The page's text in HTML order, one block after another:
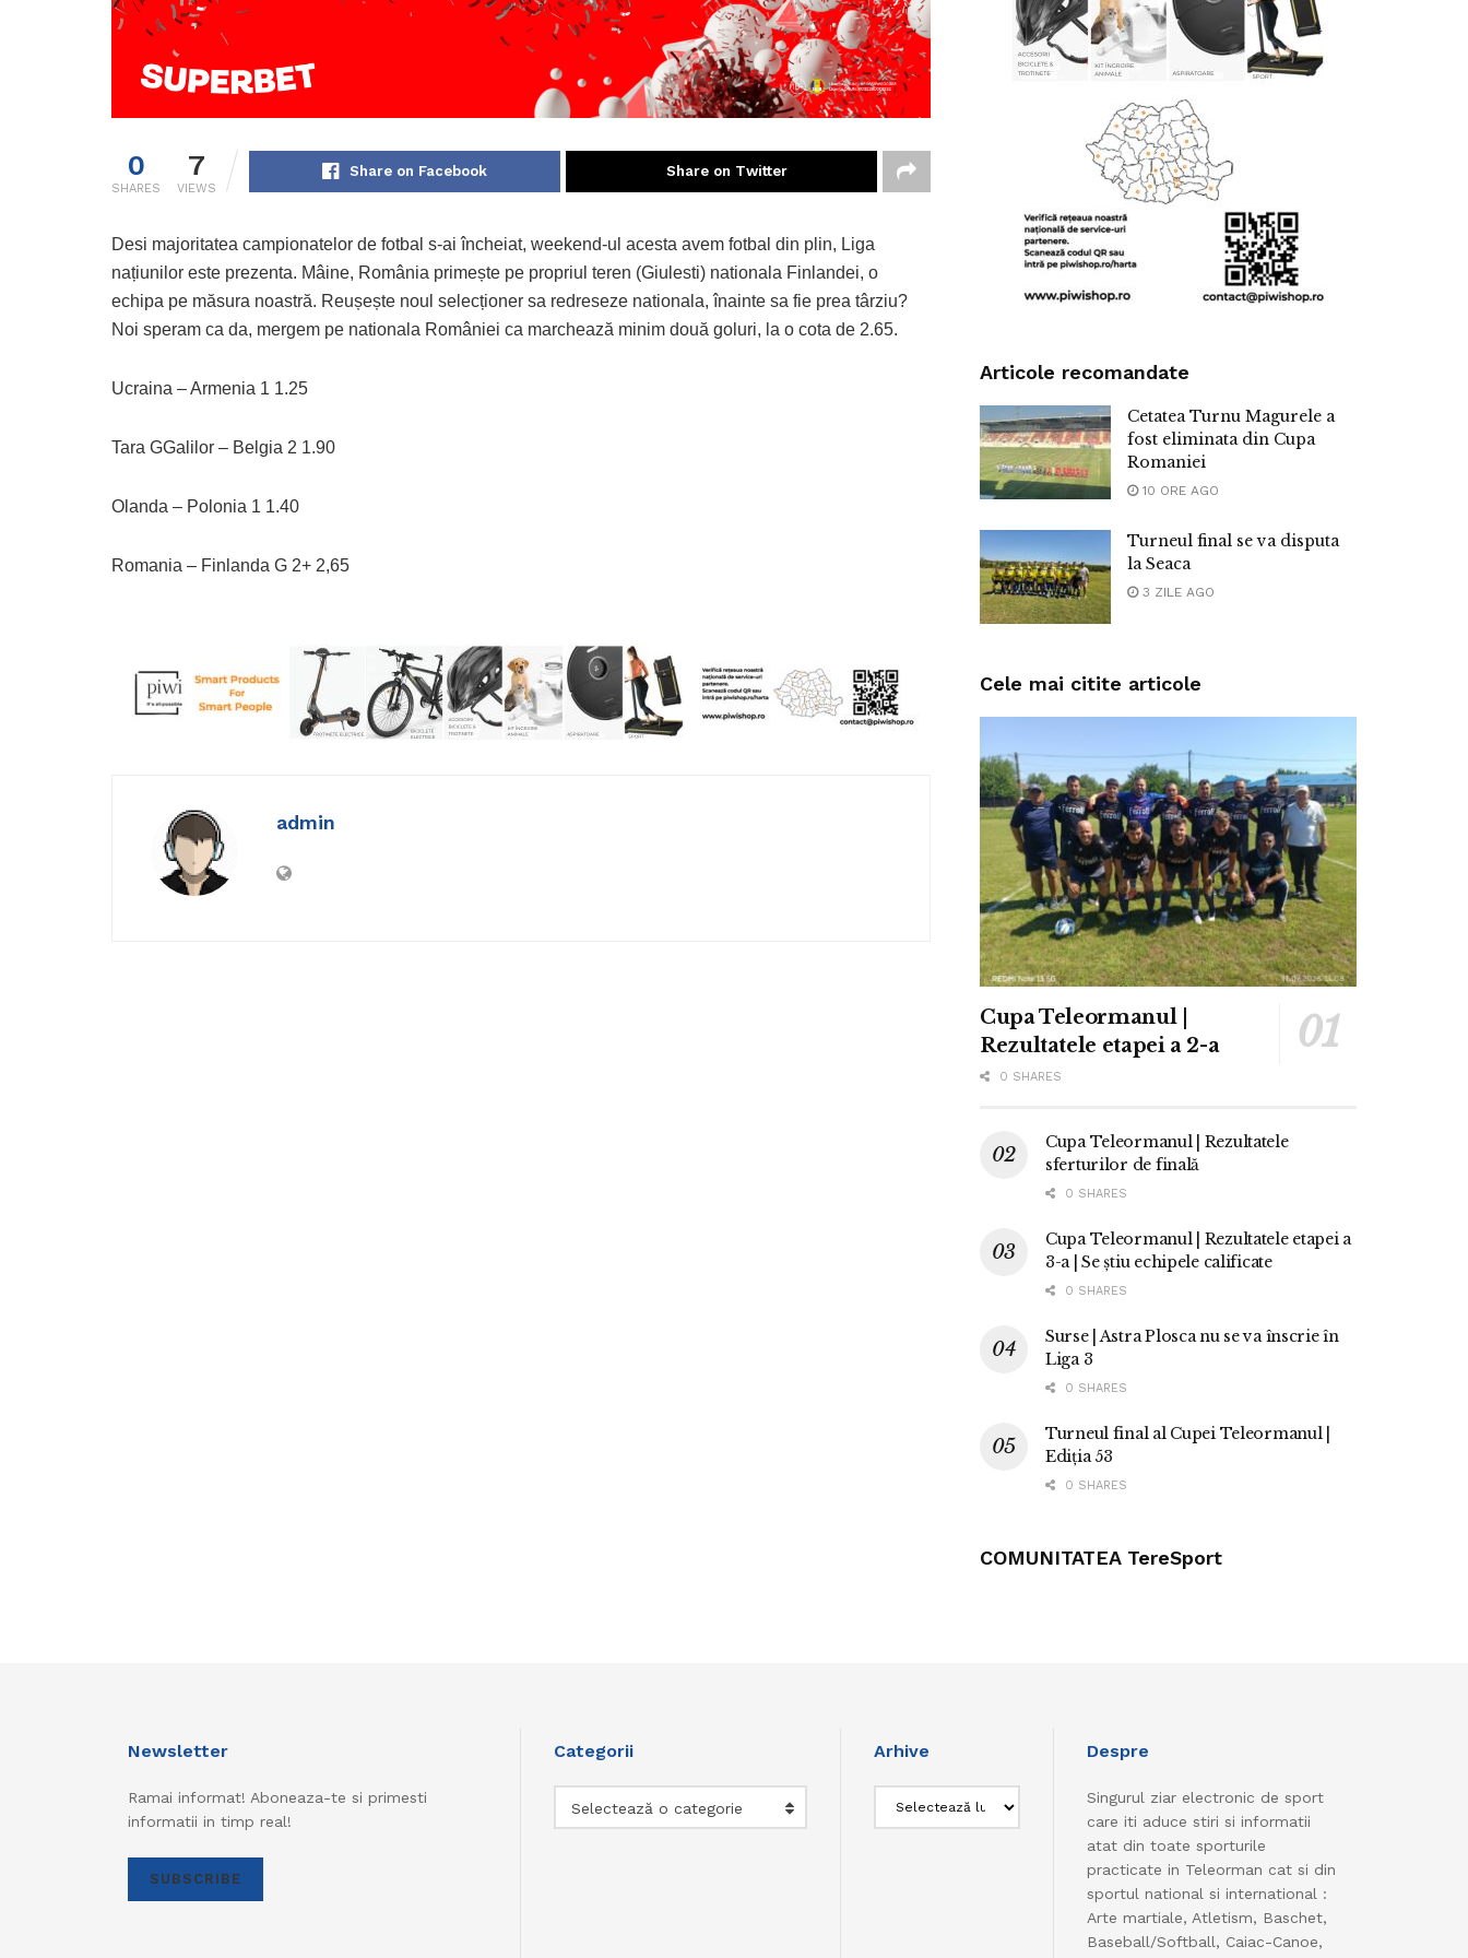
0
SHARES
7
VIEWS
Share on Facebook Share on Twitter
Desi majoritatea campionatelor de fotbal s-ai încheiat, weekend-ul acesta avem fotbal din plin, Liga
națiunilor este prezenta. Mâine, România primește pe propriul teren (Giulesti) nationala Finlandei, o
echipa pe măsura noastră. Reușește noul selecționer sa redreseze nationala, înainte sa fie prea târziu?
Noi speram ca da, mergem pe nationala României ca marchează minim două goluri, la o cota de 2.65.
Ucraina – Armenia 1 1.25
Tara GGalilor – Belgia 2 1.90
Olanda – Polonia 1 1.40
Romania – Finlanda G 2+ 2,65
admin
Articole recomandate
Cetatea Turnu Magurele a
fost eliminata din Cupa
Romaniei
10 ORE AGO
Turneul final se va disputa
la Seaca
3 ZILE AGO
Cele mai citite articole
Cupa Teleormanul |
Rezultatele etapei a 2-a
0 SHARES
Cupa Teleormanul | Rezultatele
sferturilor de finală
0 SHARES
Cupa Teleormanul | Rezultatele etapei a
3-a | Se știu echipele calificate
0 SHARES
Surse | Astra Plosca nu se va înscrie în
Liga 3
0 SHARES
Turneul final al Cupei Teleormanul |
Ediția 53
0 SHARES
COMUNITATEA TereSport
Newsletter
Ramai informat! Aboneaza-te si primesti
informatii in timp real!
SUBSCRIBE
Categorii
Selectează o categorie
Arhive Despre
Singurul ziar electronic de sport
care iti aduce stiri si informatii
atat din toate sporturile
practicate in Teleorman cat si din
sportul national si international :
Arte martiale, Atletism, Baschet,
Baseball/Softball, Caiac-Canoe,